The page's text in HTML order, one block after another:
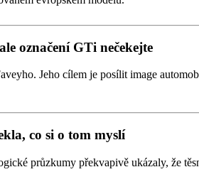
označení GTi nečekejte
Jeho cílem je posílit image
co si o tom myslí
průzkumy překvapivě ukázaly, že